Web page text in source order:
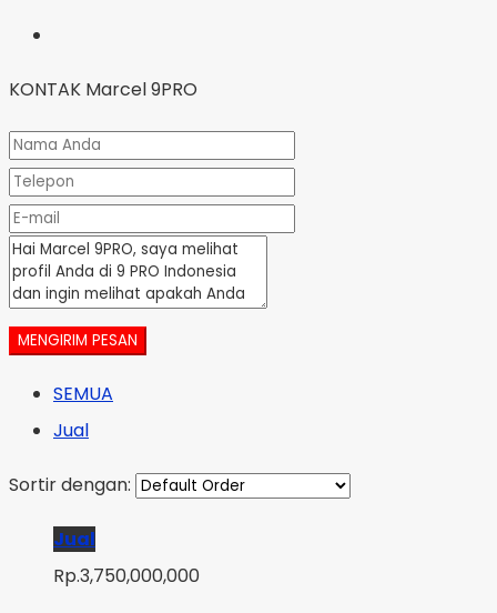
KONTAK Marcel 9PRO
MENGIRIM PESAN
SEMUA
Jual
Sortir dengan:
Jual
Rp.3,750,000,000